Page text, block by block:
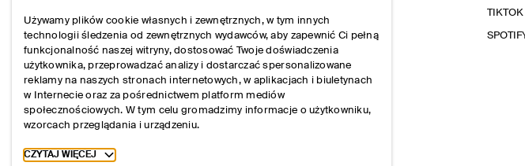
TIKTOK
Używamy plików cookie własnych i zewnętrznych, w tym innych
technologii śledzenia od zewnętrznych wydawców, aby zapewnić Ci pełną
funkcjonalność naszej witryny, dostosować Twoje doświadczenia
użytkownika, przeprowadzać analizy i dostarczać spersonalizowane
reklamy na naszych stronach internetowych, w aplikacjach i biuletynach
w Internecie oraz za pośrednictwem platform mediów
społecznościowych. W tym celu gromadzimy informacje o użytkowniku,
wzorcach przeglądania i urządzeniu.
Toggle more cookie information
CZYTAJ WIĘCEJ